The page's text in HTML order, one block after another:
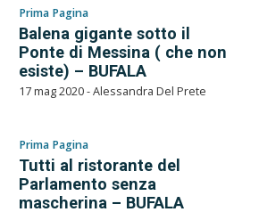
Prima Pagina
Balena gigante sotto il
Ponte di Messina ( che non
esiste) – BUFALA
17 mag 2020 - Alessandra Del Prete
Prima Pagina
Tutti al ristorante del
Parlamento senza
mascherina – BUFALA